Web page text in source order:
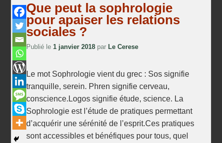
Que peut la sophrologie
pour apaiser les relations
sociales ?
Publié le 1 janvier 2018 par Le Cerese
Le mot Sophrologie vient du grec : Sos signifie
tranquille, serein. Phren signifie cerveau,
conscience.Logos signifie étude, science. La
Sophrologie est l’étude de pratiques permettant
d’acquérir une sérénité de l’esprit.Ces pratiques
sont accessibles et bénéfiques pour tous, quel